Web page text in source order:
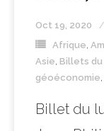
Oct 19, 2020
Afrique,
Asie, Billets du
géoéconomie,
Billet du